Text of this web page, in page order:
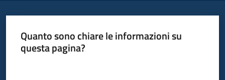
Quanto sono chiare le informazioni su
questa pagina?